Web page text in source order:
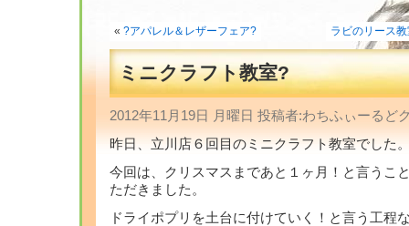
« ?アパレル＆レザーフェア? ラビのリー
ミニクラフト教室?
2012年11月19日 月曜日 投稿者:わちふぃーるど
昨日、立川店６回目のミニクラフト教室でした
今回は、クリスマスまであと１ヶ月！と言うこ
ただきました。
ドライポプリを土台に付けていく！と言う工程